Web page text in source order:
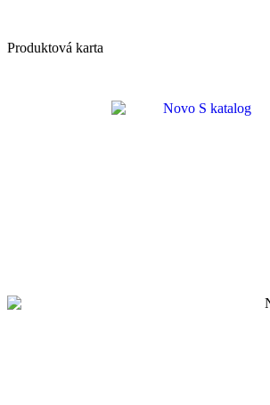
Produktová karta